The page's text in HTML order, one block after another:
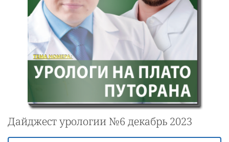
Дайджест урологии №6 декабрь 2023